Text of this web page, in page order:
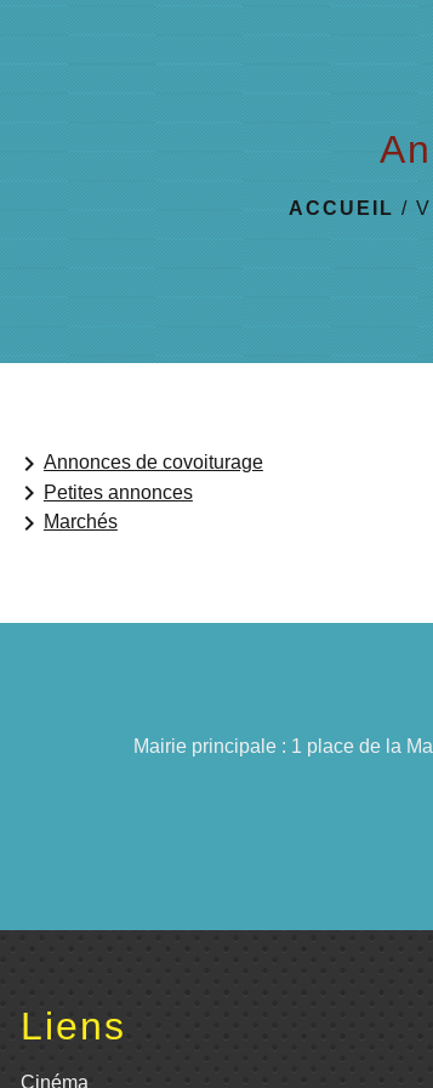
ACCUEIL /
keyboard_arrow_right Annonces de covoiturage
keyboard_arrow_right Petites annonces
keyboard_arrow_right Marchés
Mairie principale : 1 place de la
Liens
Cinéma